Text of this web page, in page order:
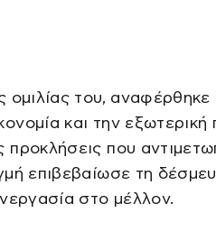
ομιλίας του,
και την εξωτερική
προκλήσεις που
επιβεβαίωσε τη
στο μέλλον.